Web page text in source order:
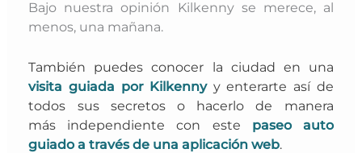
Bajo nuestra opinión Kilkenny se merece, al
menos, una mañana.
También puedes conocer la ciudad en una
visita guiada por Kilkenny y enterarte así de
todos sus secretos o hacerlo de manera
más independiente con este
paseo auto
guiado a través de una aplicación web.